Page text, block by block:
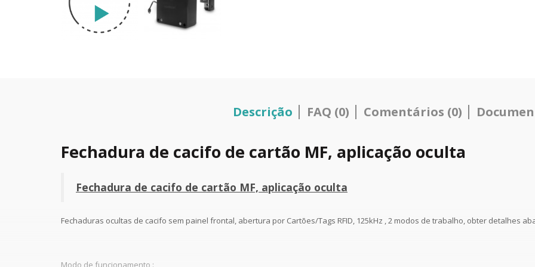
Descrição FAQ (0) Comentários (0)
Fechadura de cacifo de cartão MF, aplicação oculta
Fechadura de cacifo de cartão MF, aplicação oculta
Fechaduras ocultas de cacifo sem painel frontal, abertura por Cartões/Tags RFID, 125kHz , 2 modos de trabalho, obter detalhes
Modo de funcionamento :